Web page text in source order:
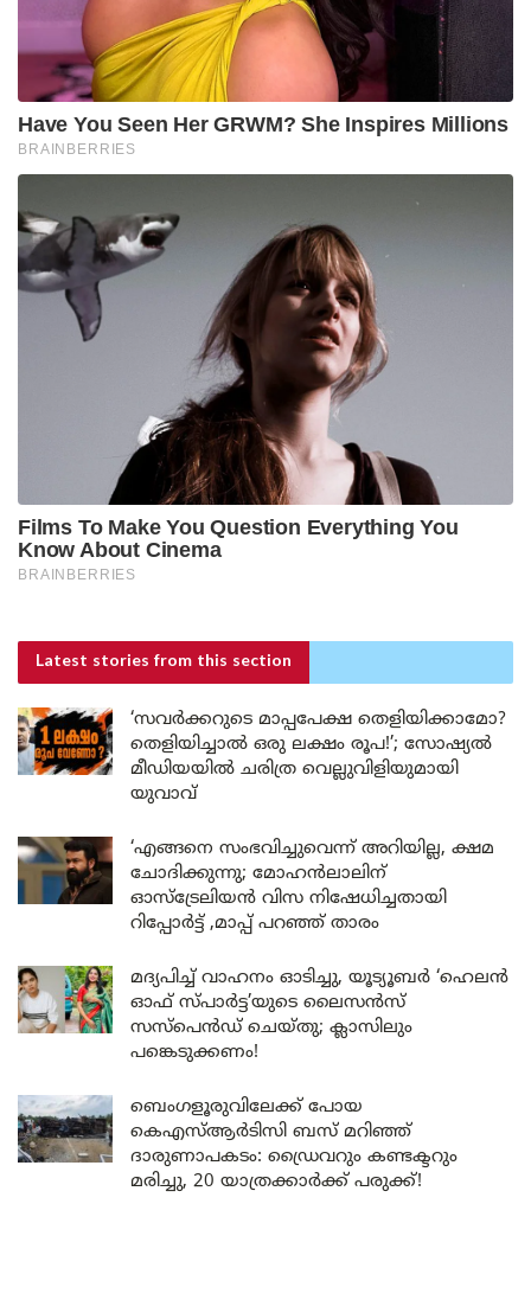
Latest stories from this section
‘സവർക്കറുടെ മാപ്പപേക്ഷ തെളിയിക്കാമോ?
തെളിയിച്ചാൽ ഒരു ലക്ഷം രൂപ!’; സോഷ്യൽ
മീഡിയയിൽ ചരിത്ര വെല്ലുവിളിയുമായി
യുവാവ്
‘എങ്ങനെ സംഭവിച്ചുവെന്ന് അറിയില്ല, ക്ഷമ
ചോദിക്കുന്നു; മോഹൻലാലിന്
ഓസ്ട്രേലിയൻ വിസ നിഷേധിച്ചതായി
റിപ്പോർട്ട് ,മാപ്പ് പറഞ്ഞ് താരം
മദ്യപിച്ച് വാഹനം ഓടിച്ചു, യൂട്യൂബർ ‘ഹെലൻ
ഓഫ് സ്പാർട്ട’യുടെ ലൈസൻസ്
സസ്പെൻഡ് ചെയ്തു; ക്ലാസിലും
പങ്കെടുക്കണം!
ബെംഗളൂരുവിലേക്ക് പോയ
കെഎസ്ആർടിസി ബസ് മറിഞ്ഞ്
ദാരുണാപകടം: ഡ്രൈവറും കണ്ടക്ടറും
മരിച്ചു, 20 യാത്രക്കാർക്ക് പരുക്ക്!